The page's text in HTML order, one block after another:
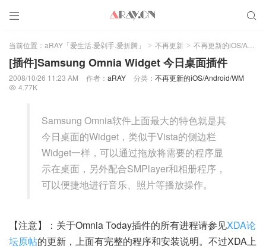
 
当前位置： aRAY「爱生活.爱剁手.爱折腾」 > 不再更新 > 不再更新的iOS/Android/WM
[插件]Samsung Omnia Widget 今日桌面插件
2008/10/26 11:23 AM 作者： aRAY 分类： 不再更新的iOS/Android/WM
 4.77K
Samsung Omnia软件上面最大的特色就是其
今日桌面的Widget，类似于Vista的侧边栏
Widget一样，可以通过拖放将需要的程序显
示在桌面，另外配合SMPlayer和相册程序，
可以便捷地进行音乐、照片等播放操作。
【注意】：关于Omnia Today插件的所有进程请参见XDA论
坛原帖的更新，上面有完整的程序和安装说明。不过XDA上